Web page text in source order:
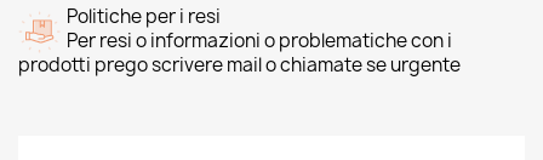
Politiche per i resi
Per resi o informazioni o problematiche con i
prodotti prego scrivere mail o chiamate se urgente